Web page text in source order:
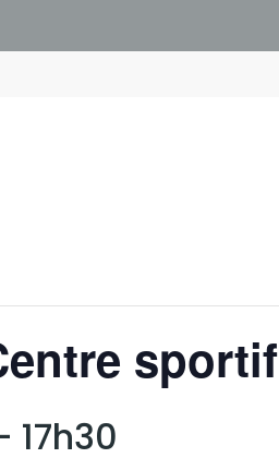
sportif
17h30